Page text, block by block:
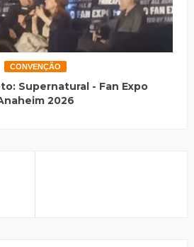
CONVENÇÃO
Supernatural - Fan Expo
2026